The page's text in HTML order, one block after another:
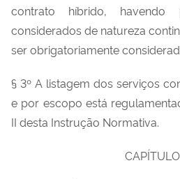
contrato híbrido, havendo
considerados de natureza
ser obrigatoriamente
§ 3º A listagem dos serviços
e por escopo está
II desta Instrução Normativa.